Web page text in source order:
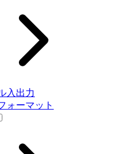
入出力
ォーマット